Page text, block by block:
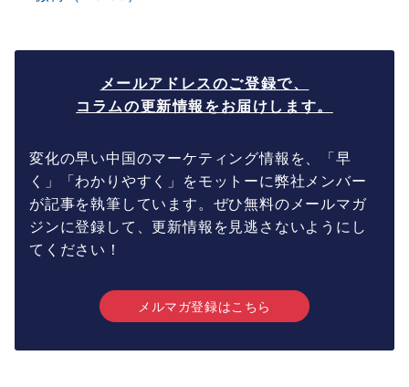
メールアドレスのご登録で、
コラムの更新情報をお届けします。
変化の早い中国のマーケティング情報を、「早
く」「わかりやすく」をモットーに弊社メンバー
が記事を執筆しています。ぜひ無料のメールマガ
ジンに登録して、更新情報を見逃さないようにし
てください！
メルマガ登録はこちら